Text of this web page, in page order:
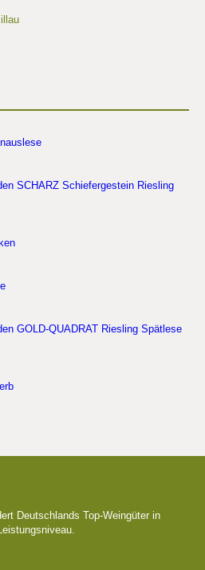
SCHARZ Schiefergestein Riesling
GOLD-QUADRAT Riesling Spätlese
Deutschlands Top-Weingüter in